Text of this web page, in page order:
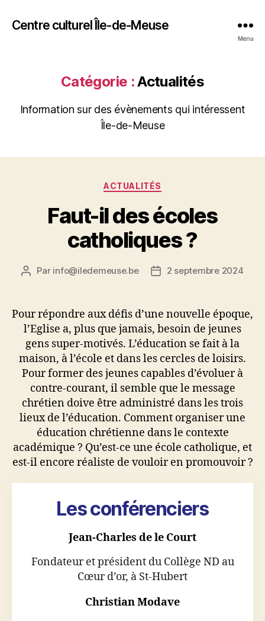
Centre culturel Île-de-Meuse
Menu
Catégorie :Actualités
Information sur des évènements qui intéressent
Île-de-Meuse
Catégories
ACTUALITÉS
Faut-il des écoles
catholiques ?
Auteur
Par info@iledemeuse.be
Date2 septembre 2024
Pour répondre aux défis d’une nouvelle époque,
l’Eglise a, plus que jamais, besoin de jeunes
gens super-motivés. L’éducation se fait à la
maison, à l’école et dans les cercles de loisirs.
Pour former des jeunes capables d’évoluer à
contre-courant, il semble que le message
chrétien doive être administré dans les trois
lieux de l’éducation. Comment organiser une
éducation chrétienne dans le contexte
académique ? Qu’est-ce une école catholique, et
est-il encore réaliste de vouloir en promouvoir ?
Les conférenciers
Jean-Charles de le Court
Fondateur et président du Collège ND au
Cœur d’or, à St-Hubert
Christian Modave